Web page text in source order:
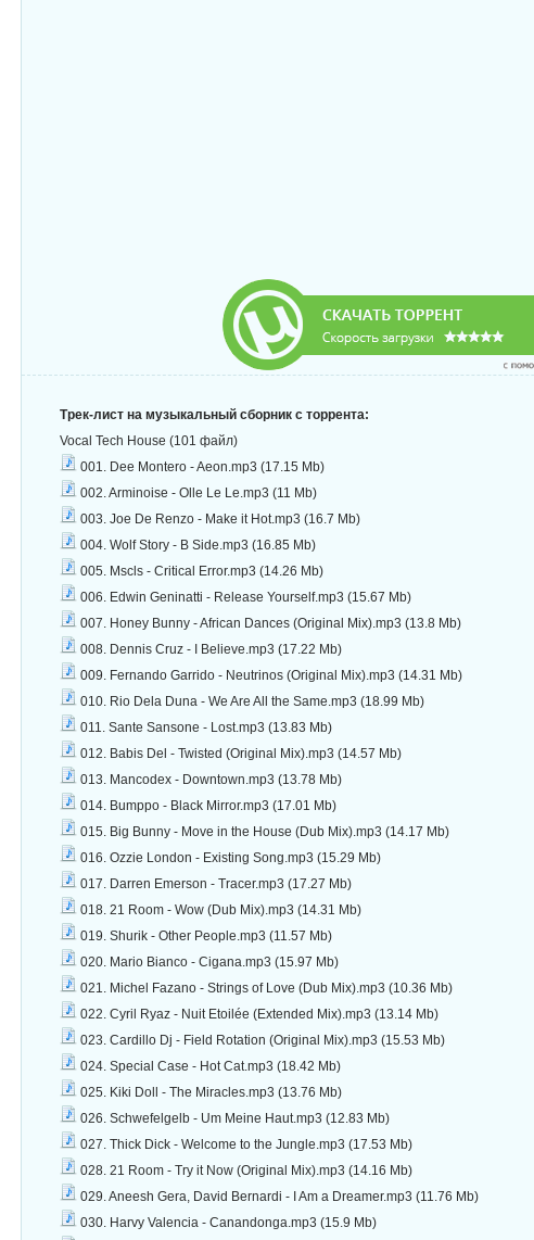
Трек-лист на музыкальный сборник с торрента:
Vocal Tech House (101 файл)
001. Dee Montero - Aeon.mp3 (17.15 Mb)
002. Arminoise - Olle Le Le.mp3 (11 Mb)
003. Joe De Renzo - Make it Hot.mp3 (16.7 Mb)
004. Wolf Story - B Side.mp3 (16.85 Mb)
005. Mscls - Critical Error.mp3 (14.26 Mb)
006. Edwin Geninatti - Release Yourself.mp3 (15.67 Mb)
007. Honey Bunny - African Dances (Original Mix).mp3 (13.8 Mb)
008. Dennis Cruz - I Believe.mp3 (17.22 Mb)
009. Fernando Garrido - Neutrinos (Original Mix).mp3 (14.31 Mb)
010. Rio Dela Duna - We Are All the Same.mp3 (18.99 Mb)
011. Sante Sansone - Lost.mp3 (13.83 Mb)
012. Babis Del - Twisted (Original Mix).mp3 (14.57 Mb)
013. Mancodex - Downtown.mp3 (13.78 Mb)
014. Bumppo - Black Mirror.mp3 (17.01 Mb)
015. Big Bunny - Move in the House (Dub Mix).mp3 (14.17 Mb)
016. Ozzie London - Existing Song.mp3 (15.29 Mb)
017. Darren Emerson - Tracer.mp3 (17.27 Mb)
018. 21 Room - Wow (Dub Mix).mp3 (14.31 Mb)
019. Shurik - Other People.mp3 (11.57 Mb)
020. Mario Bianco - Cigana.mp3 (15.97 Mb)
021. Michel Fazano - Strings of Love (Dub Mix).mp3 (10.36 Mb)
022. Cyril Ryaz - Nuit Etoilée (Extended Mix).mp3 (13.14 Mb)
023. Cardillo Dj - Field Rotation (Original Mix).mp3 (15.53 Mb)
024. Special Case - Hot Cat.mp3 (18.42 Mb)
025. Kiki Doll - The Miracles.mp3 (13.76 Mb)
026. Schwefelgelb - Um Meine Haut.mp3 (12.83 Mb)
027. Thick Dick - Welcome to the Jungle.mp3 (17.53 Mb)
028. 21 Room - Try it Now (Original Mix).mp3 (14.16 Mb)
029. Aneesh Gera, David Bernardi - I Am a Dreamer.mp3 (11.76 Mb)
030. Harvy Valencia - Canandonga.mp3 (15.9 Mb)